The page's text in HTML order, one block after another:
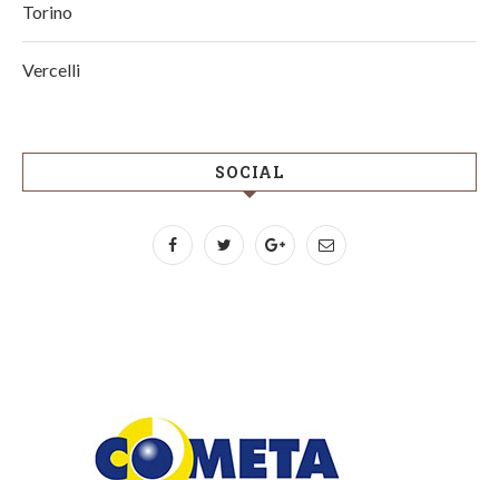
Torino
Vercelli
SOCIAL